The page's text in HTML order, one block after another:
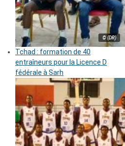
© (DR)
Tchad : formation de 40
entraîneurs pour la Licence D
fédérale à Sarh